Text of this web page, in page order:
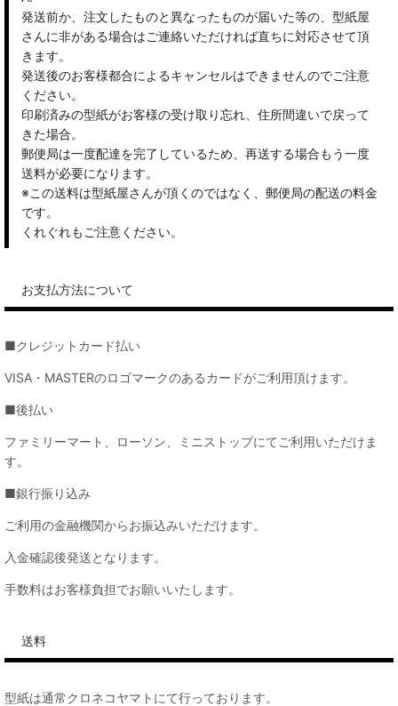
発送前か、注文したものと異なったものが届いた等の、型紙屋
さんに非がある場合はご連絡いただければ直ちに対応させて頂
きます。
発送後のお客様都合によるキャンセルはできませんのでご注意
ください。
印刷済みの型紙がお客様の受け取り忘れ、住所間違いで戻って
きた場合。
郵便局は一度配達を完了しているため、再送する場合もう一度
送料が必要になります。
※この送料は型紙屋さんが頂くのではなく、郵便局の配送の料金
です。
くれぐれもご注意ください。
お支払方法について
■クレジットカード払い
VISA・MASTERのロゴマークのあるカードがご利用頂けます。
■後払い
ファミリーマート、ローソン、ミニストップにてご利用いただけま
す。
■銀行振り込み
ご利用の金融機関からお振込みいただけます。
入金確認後発送となります。
手数料はお客様負担でお願いいたします。
送料
型紙は通常クロネコヤマトにて行っております。